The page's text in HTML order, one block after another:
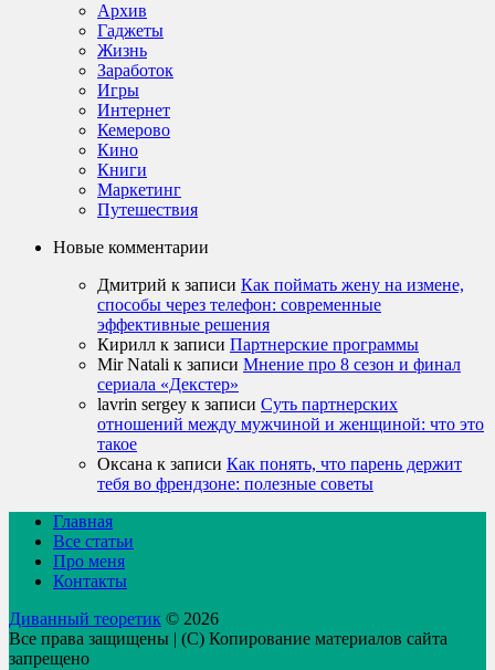
Архив
Гаджеты
Жизнь
Заработок
Игры
Интернет
Кемерово
Кино
Книги
Маркетинг
Путешествия
Новые комментарии
Дмитрий к записи Как поймать жену на измене,
способы через телефон: современные
эффективные решения
Кирилл к записи Партнерские программы
Mir Natali к записи Мнение про 8 сезон и финал
сериала «Декстер»
lavrin sergey к записи Суть партнерских
отношений между мужчиной и женщиной: что это
такое
Оксана к записи Как понять, что парень держит
тебя во френдзоне: полезные советы
Главная
Все статьи
Про меня
Контакты
Диванный теоретик © 2026
Все права защищены | (C) Копирование материалов сайта
запрещено